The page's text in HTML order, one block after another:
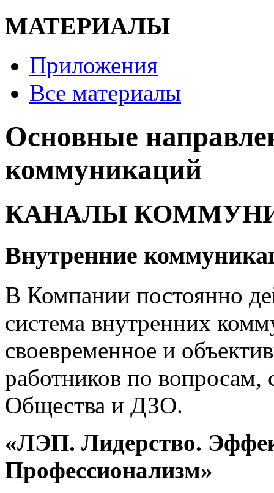
МАТЕРИАЛЫ
Приложения
Все материалы
Основные
коммуникаций
КАНАЛЫ
Внутренние
В Компании постоянно
система внутренних
своевременное и
работников по вопросам,
Общества и ДЗО.
«ЛЭП. Лидерство.
Профессионализм»